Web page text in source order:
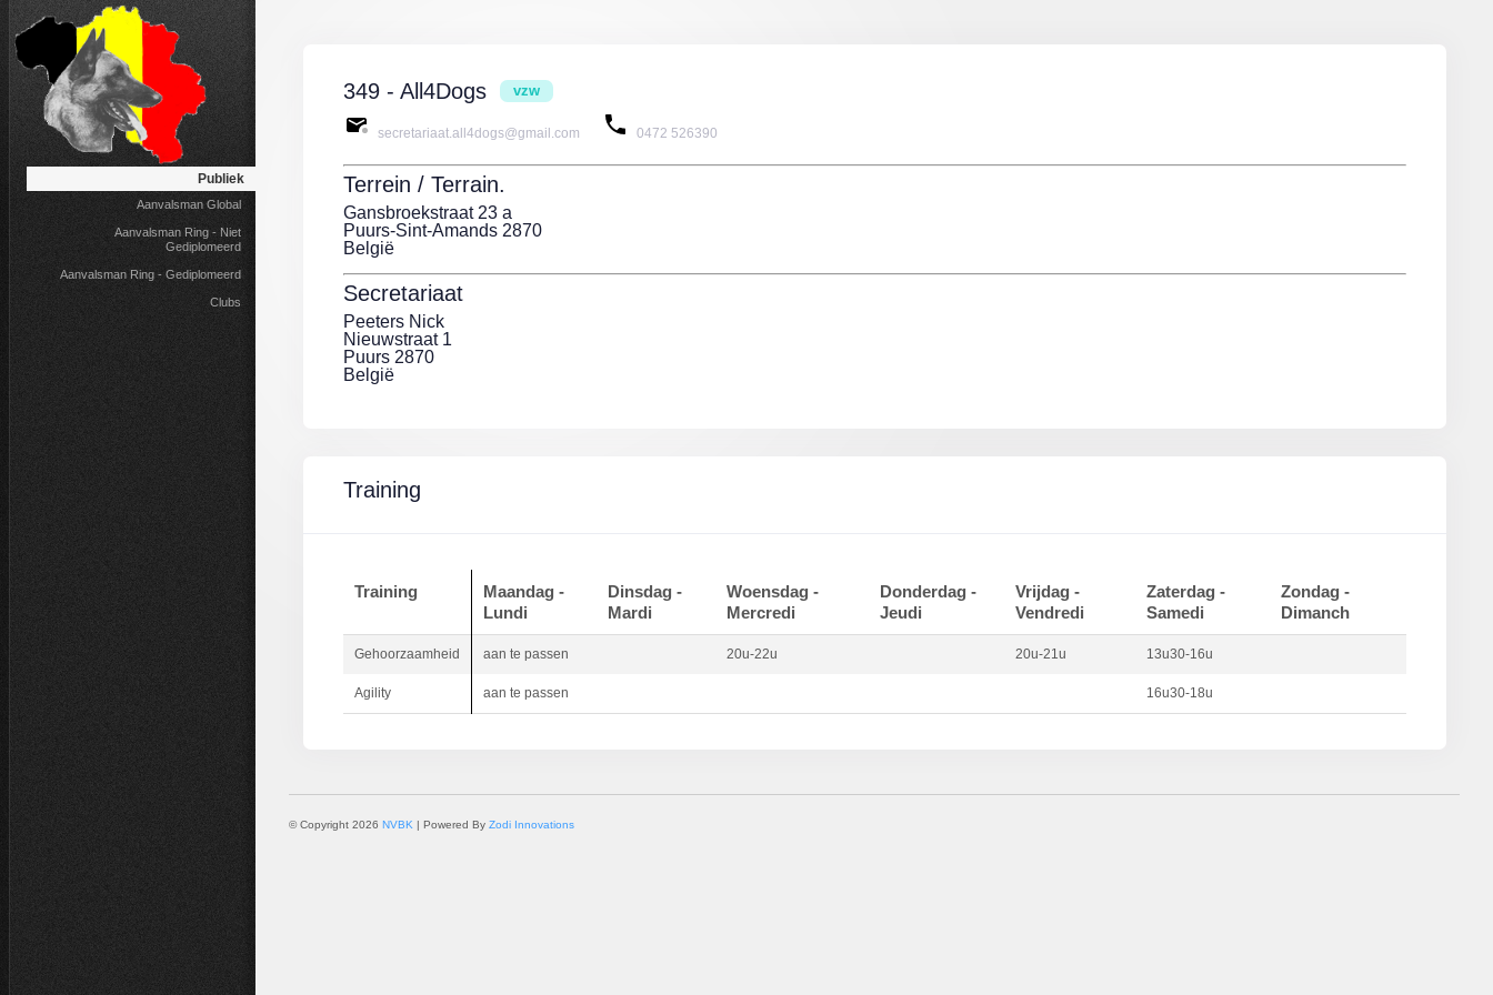
Publiek
Aanvalsman Global
Aanvalsman Ring - Niet
Gediplomeerd
Aanvalsman Ring - Gediplomeerd
Clubs
349 - All4Dogs vzw
secretariaat.all4dogs@gmail.com 0472 526390
Terrein / Terrain.
Gansbroekstraat 23 a
Puurs-Sint-Amands 2870
België
Secretariaat
Peeters Nick
Nieuwstraat 1
Puurs 2870
België
Training
Training
Maandag -
Lundi
Dinsdag -
Mardi
Woensdag -
Mercredi
Donderdag -
Jeudi
Vrijdag -
Vendredi
Zaterdag -
Samedi
Zondag -
Dimanch
Gehoorzaamheid aan te passen 20u-22u 20u-21u 13u30-16u
Agility aan te passen 16u30-18u
© Copyright 2026 NVBK | Powered By Zodi Innovations